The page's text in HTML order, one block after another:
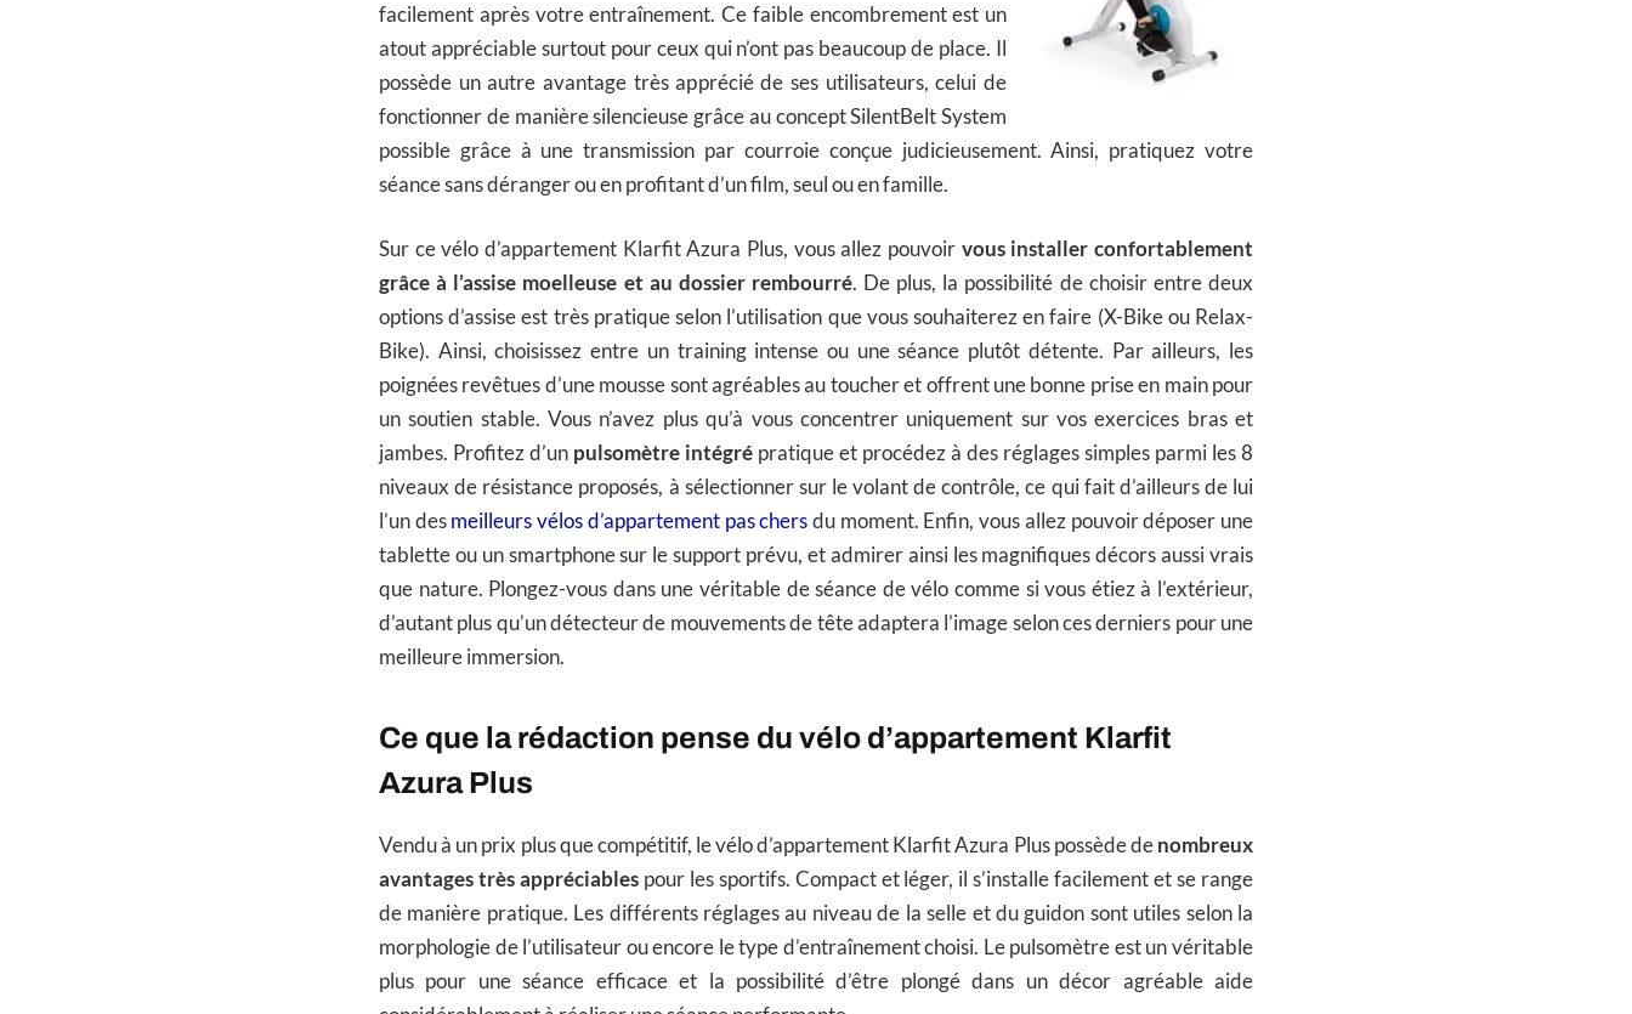
facilement après votre entraînement. Ce faible encombrement est un
atout appréciable surtout pour ceux qui n’ont pas beaucoup de place. Il
possède un autre avantage très apprécié de ses utilisateurs, celui de
fonctionner de manière silencieuse grâce au concept SilentBelt System
possible grâce à une transmission par courroie conçue judicieusement. Ainsi, pratiquez votre
séance sans déranger ou en profitant d’un film, seul ou en famille.
Sur ce vélo d’appartement Klarfit Azura Plus, vous allez pouvoir vous installer confortablement
grâce à l’assise moelleuse et au dossier rembourré. De plus, la possibilité de choisir entre deux
options d’assise est très pratique selon l’utilisation que vous souhaiterez en faire (X-Bike ou Relax-
Bike). Ainsi, choisissez entre un training intense ou une séance plutôt détente. Par ailleurs, les
poignées revêtues d’une mousse sont agréables au toucher et offrent une bonne prise en main pour
un soutien stable. Vous n’avez plus qu’à vous concentrer uniquement sur vos exercices bras et
jambes. Profitez d’un pulsomètre intégré pratique et procédez à des réglages simples parmi les 8
niveaux de résistance proposés, à sélectionner sur le volant de contrôle, ce qui fait d’ailleurs de lui
l’un des meilleurs vélos d’appartement pas chers du moment. Enfin, vous allez pouvoir déposer une
tablette ou un smartphone sur le support prévu, et admirer ainsi les magnifiques décors aussi vrais
que nature. Plongez-vous dans une véritable de séance de vélo comme si vous étiez à l’extérieur,
d’autant plus qu’un détecteur de mouvements de tête adaptera l’image selon ces derniers pour une
meilleure immersion.
Ce que la rédaction pense du vélo d’appartement Klarfit
Azura Plus
Vendu à un prix plus que compétitif, le vélo d’appartement Klarfit Azura Plus possède de nombreux
avantages très appréciablespour les sportifs. Compact et léger, il s’installe facilement et se range
de manière pratique. Les différents réglages au niveau de la selle et du guidon sont utiles selon la
morphologie de l’utilisateur ou encore le type d’entraînement choisi. Le pulsomètre est un véritable
plus pour une séance efficace et la possibilité d’être plongé dans un décor agréable aide